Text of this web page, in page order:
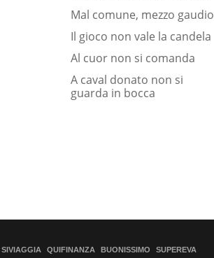
Mal comune, mezzo gaudio
Il gioco non vale la candela
Al cuor non si comanda
A caval donato non si
guarda in bocca
SIVIAGGIA QUIFINANZA BUONISSIMO SUPEREVA